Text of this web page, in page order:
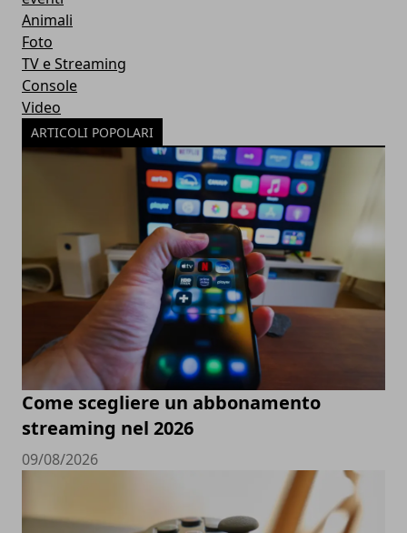
Animali
Foto
TV e Streaming
Console
Video
ARTICOLI POPOLARI
Come scegliere un abbonamento
streaming nel 2026
09/08/2026